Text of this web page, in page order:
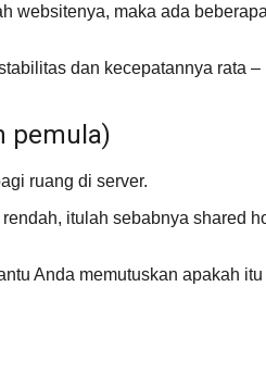
maka ada
dan kecepatannya rata
pemula)
ruang di server.
itulah sebabnya shared
Anda memutuskan apakah